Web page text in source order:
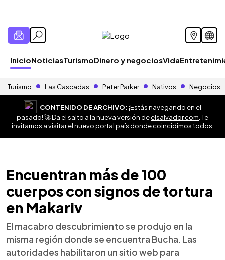
InicioNoticiasTurismoDinero y negociosVida
Turismo Las Cascadas Peter Parker Nativos Negocios
CONTENIDO DE ARCHIVO:¡Estás navegando en el
pasado! 🚀 Da el salto a la nueva versión deelsalvador.com . Te
invitamos a visitar el nuevo portal país donde coincidimos todos.
Encuentran más de 100
cuerpos con signos de tortura
en Makariv
El macabro descubrimiento se produjo en la
misma región donde se encuentra Bucha. Las
autoridades habilitaron un sitio web para